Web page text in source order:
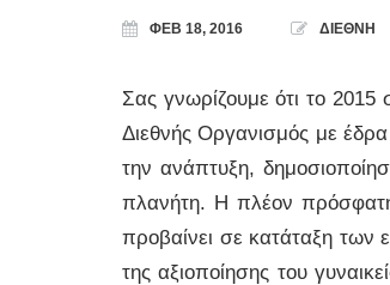
ΦΕΒ 18, 2016 ΔΙΕΘΝΗ
Σας γνωρίζουμε ότι το
Διεθνής Οργανισμός με έδρα
την ανάπτυξη,
πλανήτη. Η πλέον πρόσφατη
προβαίνει σε κατάταξη των
της αξιοποίησης του